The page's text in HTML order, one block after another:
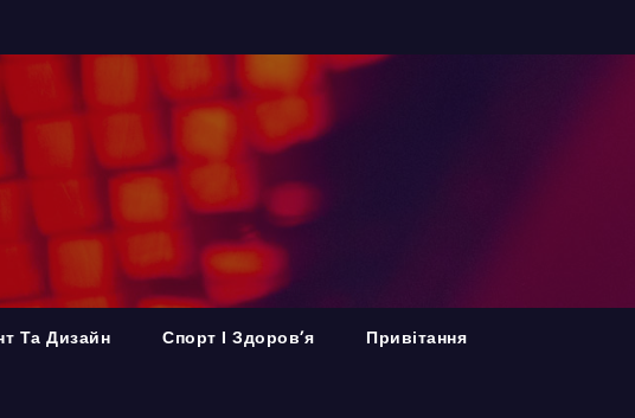
Та Дизайн Спорт І Здоров’я Привітання